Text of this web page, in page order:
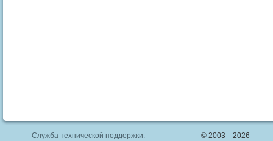
Служба технической поддержки:
© 2003—2026